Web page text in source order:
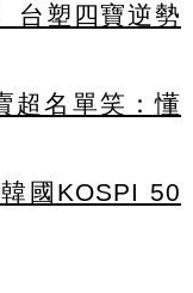
台塑四寶逆勢
超名單笑：懂
國KOSPI 50